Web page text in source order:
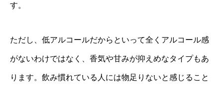
す。
ただし、低アルコールだからといって全くアルコール感
がないわけではなく、香気や甘みが抑えめなタイプもあ
ります。飲み慣れている人には物足りないと感じること